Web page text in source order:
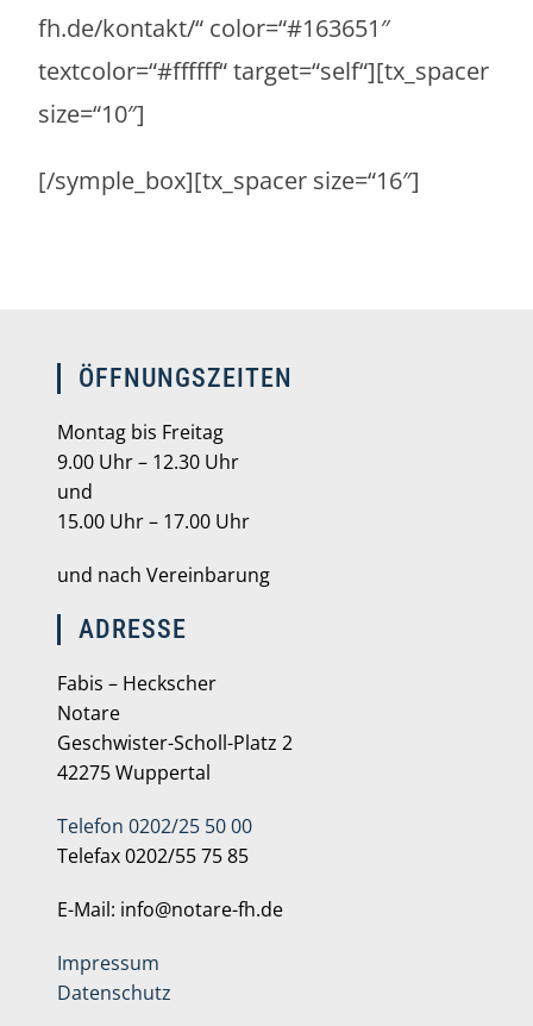
fh.de/kontakt/“ color=“#163651″
textcolor=“#ffffff“ target=“self“][tx_spacer
size=“10″]
[/symple_box][tx_spacer size=“16″]
ÖFFNUNGSZEITEN
Montag bis Freitag
9.00 Uhr – 12.30 Uhr
und
15.00 Uhr – 17.00 Uhr
und nach Vereinbarung
ADRESSE
Fabis – Heckscher
Notare
Geschwister-Scholl-Platz 2
42275 Wuppertal
Telefon 0202/25 50 00
Telefax 0202/55 75 85
E-Mail: info@notare-fh.de
Impressum
Datenschutz